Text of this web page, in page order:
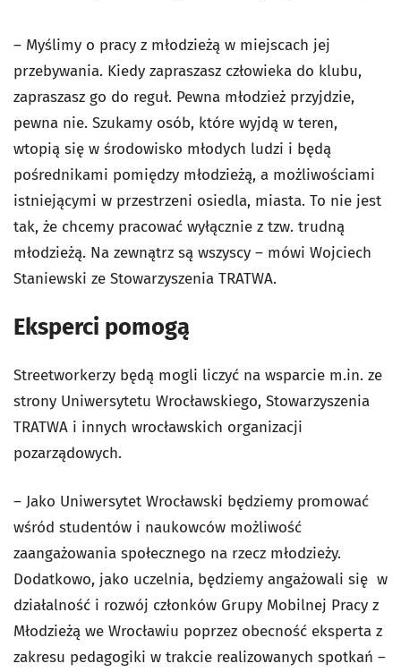
– Myślimy o pracy z młodzieżą w miejscach jej
przebywania. Kiedy zapraszasz człowieka do klubu,
zapraszasz go do reguł. Pewna młodzież przyjdzie,
pewna nie. Szukamy osób, które wyjdą w teren,
wtopią się w środowisko młodych ludzi i będą
pośrednikami pomiędzy młodzieżą, a możliwościami
istniejącymi w przestrzeni osiedla, miasta. To nie jest
tak, że chcemy pracować wyłącznie z tzw. trudną
młodzieżą. Na zewnątrz są wszyscy – mówi Wojciech
Staniewski ze Stowarzyszenia TRATWA.
Eksperci pomogą
Streetworkerzy będą mogli liczyć na wsparcie m.in. ze
strony Uniwersytetu Wrocławskiego, Stowarzyszenia
TRATWA i innych wrocławskich organizacji
pozarządowych.
– Jako Uniwersytet Wrocławski będziemy promować
wśród studentów i naukowców możliwość
zaangażowania społecznego na rzecz młodzieży.
Dodatkowo, jako uczelnia, będziemy angażowali się w
działalność i rozwój członków Grupy Mobilnej Pracy z
Młodzieżą we Wrocławiu poprzez obecność eksperta z
zakresu pedagogiki w trakcie realizowanych spotkań –